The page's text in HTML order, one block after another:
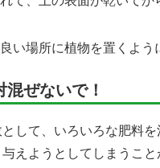
い場所に植物を置くよう
混ぜないで！
して、いろいろな肥料
えようとしてしまうこと